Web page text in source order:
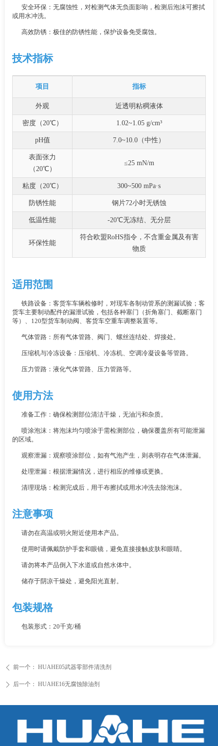
安全环保：无腐蚀性，对检测气体无负面影响，检测后泡沫可擦拭
或用水冲洗。
高效防锈：极佳的防锈性能，保护设备免受腐蚀。
技术指标
项目 指标
外观 近透明粘稠液体
密度（20℃） 1.02~1.05 g/cm³
pH值 7.0~10.0（中性）
表面张力
（20℃）
≤25 mN/m
粘度（20℃） 300~500 mPa·s
防锈性能 钢片72小时无锈蚀
低温性能 -20℃无冻结、无分层
环保性能
符合欧盟RoHS指令，不含重金属及有害
物质
适用范围
铁路设备：客货车车辆检修时，对现车各制动管系的测漏试验；客
货车主要制动配件的漏泄试验，包括各种塞门（折角塞门、截断塞门
等）、120型货车制动阀、客货车空重车调整装置等。
气体管路：所有气体管路、阀门、螺丝连结处、焊接处。
压缩机与冷冻设备：压缩机、冷冻机、空调冷凝设备等管路。
压力管路：液化气体管路、压力管路等。
使用方法
准备工作：确保检测部位清洁干燥，无油污和杂质。
喷涂泡沫：将泡沫均匀喷涂于需检测部位，确保覆盖所有可能泄漏
的区域。
观察泄漏：观察喷涂部位，如有气泡产生，则表明存在气体泄漏。
处理泄漏：根据泄漏情况，进行相应的维修或更换。
清理现场：检测完成后，用干布擦拭或用水冲洗去除泡沫。
注意事项
请勿在高温或明火附近使用本产品。
使用时请佩戴防护手套和眼镜，避免直接接触皮肤和眼睛。
请勿将本产品倒入下水道或自然水体中。
储存于阴凉干燥处，避免阳光直射。
包装规格
包装形式：20千克/桶
ꄴ 前一个： HUAHE05武器零部件清洗剂
ꄲ 后一个： HUAHE16无腐蚀除油剂